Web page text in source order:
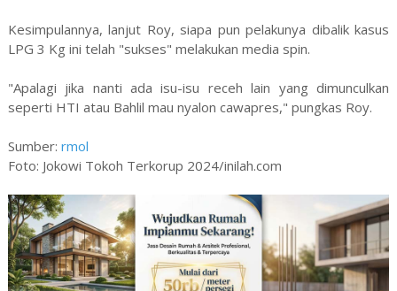
Kesimpulannya, lanjut Roy, siapa pun pelakunya dibalik kasus
LPG 3 Kg ini telah "sukses" melakukan media spin.
"Apalagi jika nanti ada isu-isu receh lain yang dimunculkan
seperti HTI atau Bahlil mau nyalon cawapres," pungkas Roy.
Sumber: rmol
Foto: Jokowi Tokoh Terkorup 2024/inilah.com